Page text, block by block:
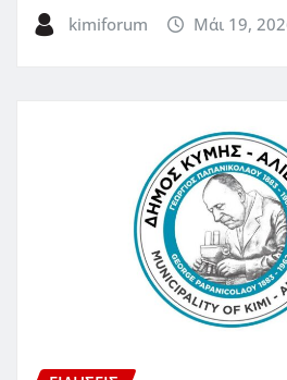
kimiforum Μάι 19,